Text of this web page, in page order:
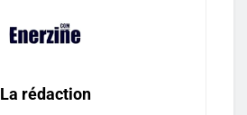
La rédaction